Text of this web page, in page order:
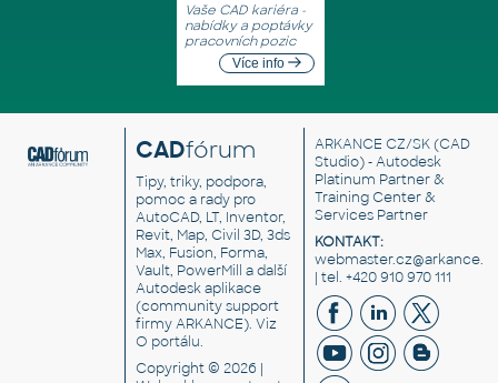
Vaše CAD kariéra -
nabídky a poptávky
pracovních pozic
Více info
CADfórum
Tipy, triky, podpora,
pomoc a rady pro
AutoCAD, LT, Inventor,
Revit, Map, Civil 3D, 3ds
Max, Fusion, Forma,
Vault, PowerMill a další
Autodesk aplikace
(community support
firmy ARKANCE). Viz
O portálu.
Copyright © 2026 |
ARKANCE CZ/SK(CAD
Studio) - Autodesk
Platinum Partner &
Training Center &
Services Partner
KONTAKT:
| tel. +420 910 970 111